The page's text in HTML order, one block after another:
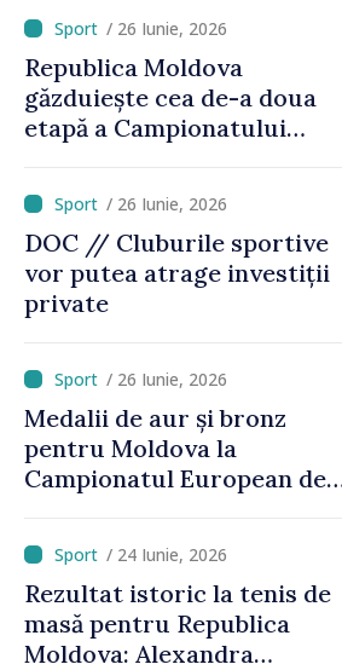
/ 26 Iunie, 2026
Republica Moldova
găzduiește cea de-a doua
etapă a Campionatului
/ 26 Iunie, 2026
DOC // Cluburile sportive
vor putea atrage investiții
private
/ 26 Iunie, 2026
Medalii de aur și bronz
pentru Moldova la
Campionatul European de
devenit campioană
europeană/ 24 Iunie, 2026
Rezultat istoric la tenis de
masă pentru Republica
Moldova: Alexandra